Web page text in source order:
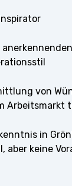
von
Arbeitsmarkt
in
aber keine